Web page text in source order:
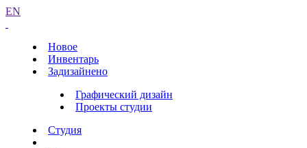
EN
Новое
Инвентарь
Задизайнено
Графический дизайн
Проекты студии
Студия